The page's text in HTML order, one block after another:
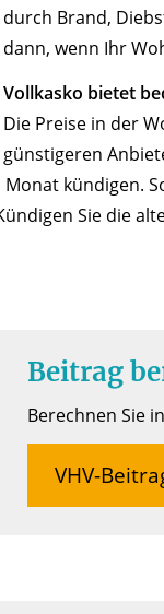
durch Brand,
dann, wenn Ihr
Vollkasko bietet
Die Preise in der
günstigeren
kündigen.
Sie die
Beitrag
Berechnen Sie
VHV-